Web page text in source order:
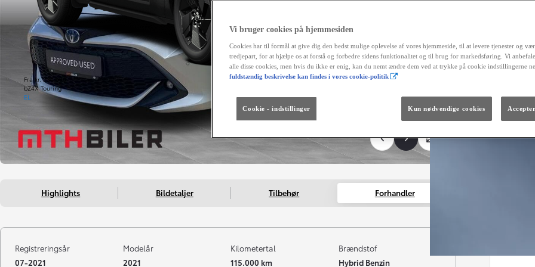
Fra kr. 234.990
bZ4X Touring
EL
The soul lives on.
Highlights Bildetaljer Tilbehør Forhandler
Registreringsår
07-2021
Modelår
2021
Kilometertal
115.000 km
Brændstof
Hybrid Benzin
Vi bruger cookies på hjemmesiden
Cookies har til formål at give dig den bedst mulige oplevelse af vores hjemmeside, til at levere tjenester og
tredjepart, for at hjælpe os at forstå og forbedre sidens funktionalitet og til brug for markedsføring. Vi
alle disse cookies, men hvis du ikke er enig, kan du nemt ændre dem ved at trykke på cookie indstillingerne
fuldstændig beskrivelse kan findes i vores cookie-politik
Cookie - indstillinger Kun nødvendige cookies